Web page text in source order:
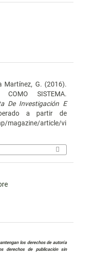
Martínez, G. (2016).
COMO SISTEMA.
De Investigación E
a partir de
magazine/article/vi
los derechos de autoría
derechos de publicación sin